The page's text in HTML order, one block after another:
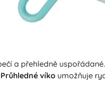
a přehledně
Průhledné víko umožňuje